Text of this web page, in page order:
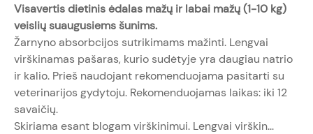
Visavertis dietinis ėdalas mažų ir labai mažų (1-10 kg)
veislių suaugusiems šunims.
Žarnyno absorbcijos sutrikimams mažinti. Lengvai
virškinamas pašaras, kurio sudėtyje yra daugiau natrio
ir kalio. Prieš naudojant rekomenduojama pasitarti su
veterinarijos gydytoju. Rekomenduojamas laikas: iki 12
savaičių.
Skiriama esant blogam virškinimui. Lengvai virškin...